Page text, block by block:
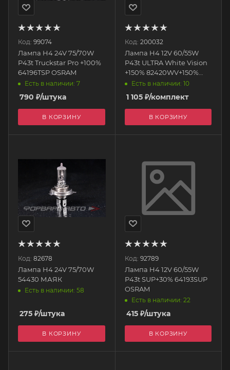
Код: 99074
Лампа H4 24V 75/70W
P43t Truckstar Pro +100%
64196TSP OSRAM
Есть в наличии: 7
790 ₽/штука
В КОРЗИНУ
Код: 200032
Лампа H4 12V 60/55W
P43t ULTRA White Vision
+150% 82420WV+150%
МАЯК
Есть в наличии: 10
1 105₽/комплект
В КОРЗИНУ
Код: 82678
Лампа H4 24V 75/70W
54430 МАЯК
Есть в наличии: 58
275 ₽/штука
В КОРЗИНУ
Код: 92789
Лампа H4 12V 60/55W
Р43t SUP+30% 64193SUP
OSRAM
Есть в наличии: 22
415₽/штука
В КОРЗИНУ